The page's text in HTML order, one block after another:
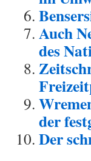
Auch
des
der
Der